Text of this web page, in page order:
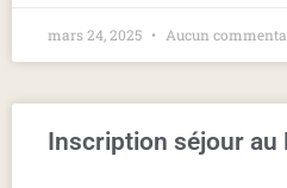
mars 24, 2025 Aucun
Inscription séjour au